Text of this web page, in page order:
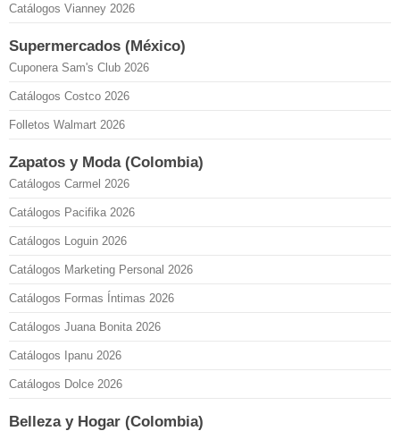
Catálogos Vianney 2026
Supermercados (México)
Cuponera Sam's Club 2026
Catálogos Costco 2026
Folletos Walmart 2026
Zapatos y Moda (Colombia)
Catálogos Carmel 2026
Catálogos Pacifika 2026
Catálogos Loguin 2026
Catálogos Marketing Personal 2026
Catálogos Formas Íntimas 2026
Catálogos Juana Bonita 2026
Catálogos Ipanu 2026
Catálogos Dolce 2026
Belleza y Hogar (Colombia)